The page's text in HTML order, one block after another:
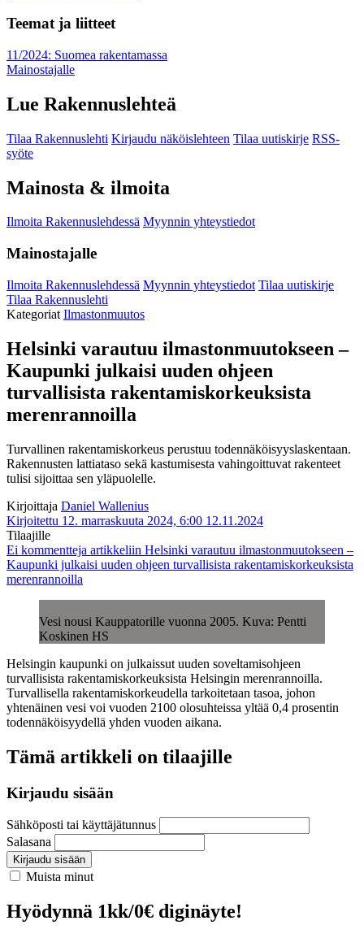
Teemat ja liitteet
11/2024: Suomea rakentamassa
Mainostajalle
Lue Rakennuslehteä
Tilaa Rakennuslehti Kirjaudu näköislehteen Tilaa uutiskirje RSS-
syöte
Mainosta & ilmoita
Ilmoita Rakennuslehdessä Myynnin yhteystiedot
Mainostajalle
Ilmoita Rakennuslehdessä Myynnin yhteystiedot Tilaa uutiskirje
Tilaa Rakennuslehti
Kategoriat Ilmastonmuutos
Helsinki varautuu ilmastonmuutokseen –
Kaupunki julkaisi uuden ohjeen
turvallisista rakentamiskorkeuksista
merenrannoilla
Turvallinen rakentamiskorkeus perustuu todennäköisyyslaskentaan.
Rakennusten lattiataso sekä kastumisesta vahingoittuvat rakenteet
tulisi sijoittaa sen yläpuolelle.
Kirjoittaja Daniel Wallenius
Kirjoitettu 12. marraskuuta 2024, 6:00 12.11.2024
Tilaajille
Ei kommentteja artikkeliin Helsinki varautuu ilmastonmuutokseen –
Kaupunki julkaisi uuden ohjeen turvallisista rakentamiskorkeuksista
merenrannoilla
Vesi nousi Kauppatorille vuonna 2005. Kuva: Pentti
Koskinen HS
Helsingin kaupunki on julkaissut uuden soveltamisohjeen
turvallisista rakentamiskorkeuksista Helsingin merenrannoilla.
Turvallisella rakentamiskorkeudella tarkoitetaan tasoa, johon
yhtenäinen vesi voi vuoden 2100 olosuhteissa yltää 0,4 prosentin
todennäköisyydellä yhden vuoden aikana.
Tämä artikkeli on tilaajille
Kirjaudu sisään
Sähköposti tai käyttäjätunnus
Salasana
Kirjaudu sisään
Muista minut
Hyödynnä 1kk/0€ diginäyte!